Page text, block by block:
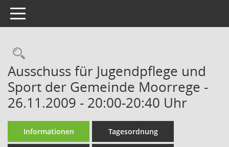
Toggle navigation
Rechercheauswahl
Ausschuss für Jugendpflege und
Sport der Gemeinde Moorrege -
26.11.2009 - 20:00-20:40 Uhr
Informationen Tagesordnung